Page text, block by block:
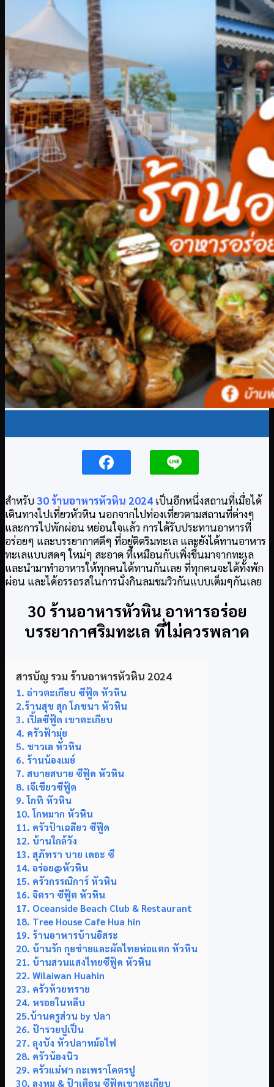
สำหรับ30 ร้านอาหารหัวหิน 2024 เป็นอีกหนึ่งสถานที่เมื่อได้
เดินทางไปเที่ยวหัวหิน นอกจากไปท่องเที่ยวตามสถานที่ต่างๆ
และการไปพักผ่อน หย่อนใจแล้ว การได้รับประทานอาหารที่
อร่อยๆ และบรรยากาศดีๆ ที่อยู่ติดริมทะเล และยังได้ทานอาหาร
ทะเลแบบสดๆ ใหม่ๆ สะอาด ที่เหมือนกับเพิ่งขึ้นมาจากทะเล
และนำมาทำอาหารให้ทุกคนได้ทานกันเลย ที่ทุกคนจะได้ทั้งพัก
ผ่อน และได้อรรถรสในการนั่งกินลมชมวิวกันแบบเต็มๆกันเลย
30 ร้านอาหารหัวหิน อาหารอร่อย
บรรยากาศริมทะเล ที่ไม่ควรพลาด
สารบัญ รวม ร้านอาหารหัวหิน 2024
1. อ่าวตะเกียบ ซีฟู้ด หัวหิน
2.ร้านสุข สุก โภชนา หัวหิน
3. เปิ้ลซีฟู้ด เขาตะเกียบ
4. ครัวฟ้ามุ่ย
5. ชาวเล หัวหิน
6. ร้านน้องเมย์
7. สบายสบาย ซีฟู้ด หัวหิน
8. เจ๊เขียวซีฟู้ด
9. โกทิ หัวหิน
10. โกหมาก หัวหิน
11. ครัวป้าเฉลียว ซีฟู๊ด
12. บ้านใกล้วัง
13. สุภัทรา บาย เดอะ ซี
14. อร่อย@หัวหิน
15. ครัวกรรณิการ์ หัวหิน
16. จิตรา ซีฟู้ต หัวหิน
17. Oceanside Beach Club & Restaurant
18. Tree House Cafe Hua hin
19. ร้านอาหารบ้านอิสระ
20. บ้านรัก กุยช่ายและผัดไทยห่อแตก หัวหิน
21. บ้านสวนแสงไทยซีฟู้ด หัวหิน
22. Wilaiwan Huahin
23. ครัวห้วยทราย
24. หรอยในหลืบ
25.บ้านครูส่วน by ปลา
26. ป้ารวยปูเป็น
27. ลุงบัง หัวปลาหม้อไฟ
28. ครัวน้องนิว
29. ครัวแม่ฬา กะเพราโคตรปู
30. ลุงหมู & ป้าเตือน ซีฟู้ดเขาตะเกียบ